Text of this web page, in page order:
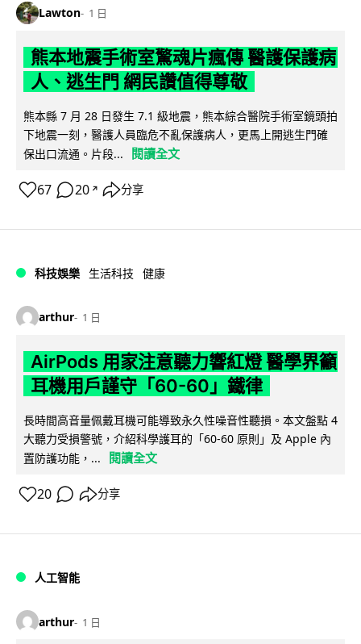
Lawton 1 日
熊本地震手術室驚魂片瘋傳 醫護保護病
人、逃生門 網民讚值得尊敬
熊本縣 7 月 28 日發生 7.1 級地震，熊本綜合醫院手術室鏡頭拍
下地震一刻，醫護人員臨危不亂保護病人，更馬上開逃生門確
保出口流通。片段...
閱讀全文
67 20 ↗ 分享
科技娛樂 生活科技 健康
arthur 1 日
AirPods 用家注意聽力響紅燈 醫學界籲
耳機用戶謹守「60-60」鐵律
長時間高音量佩戴耳機可能導致永久性噪音性聽損。本文盤點 4
大聽力受損警號，介紹科學護耳的「60-60 原則」及 Apple 內
置防護功能，...
閱讀全文
20 分享
人工智能
arthur 1 日